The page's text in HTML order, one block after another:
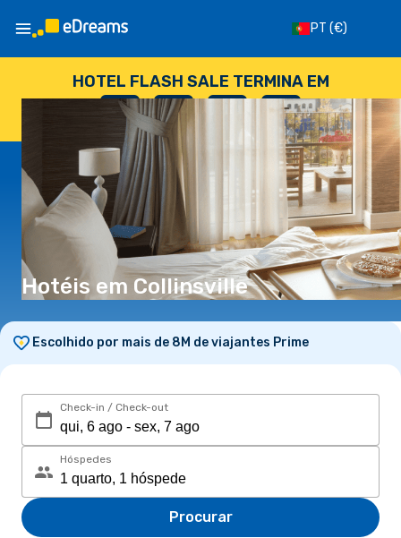
PT (€)
HOTEL FLASH SALE TERMINA EM
--
DIAS
: --
HORAS
: --
SEGUNDOS
Hotéis em Collinsville
Escolhido por mais de 8M de viajantes Prime
Check-in / Check-out
Hóspedes
Procurar